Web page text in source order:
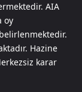
AIA
oy
Hazine
karar